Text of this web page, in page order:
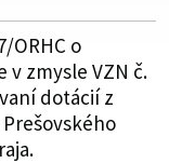
ORHC o
zmysle VZN č.
dotácií z